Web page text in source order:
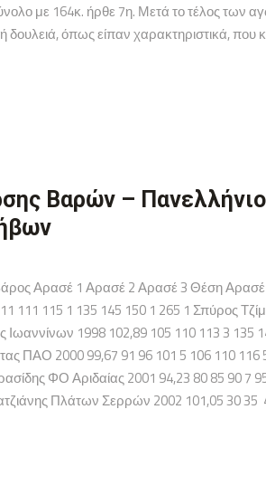
με 164κ. ήρθε 7η. Μετά το τέλος
όπως είπαν χαρακτηριστικά, που
Βαρών –
Αρασέ 1 Αρασέ 2 Αρασέ 3 Θέση Αρασέ
111 115 1 135 145 150 1 265 1 Σπύρος
1998 102,89 105 110 113 3 135
ΠΑΟ 2000 99,67 91 96 101 5 106 110
ΦΟ Αριδαίας 2001 94,23 80 85 90
Πλάτων Σερρών 2002 101,05 30 35